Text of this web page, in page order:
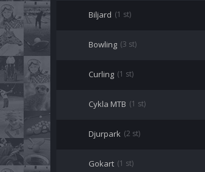
Biljard (1 st)
Bowling (3 st)
Curling (1 st)
Cykla MTB (1 st)
Djurpark (2 st)
Gokart (1 st)